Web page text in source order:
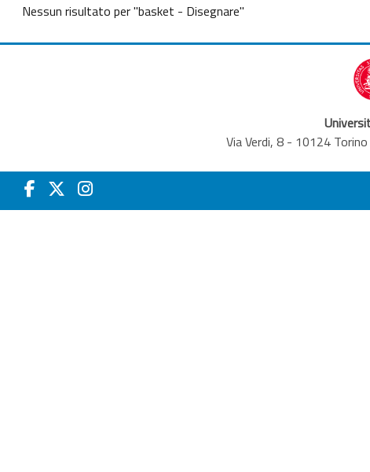
Nessun risultato per "basket - Disegnare"
Via Verdi, 8 - 10124